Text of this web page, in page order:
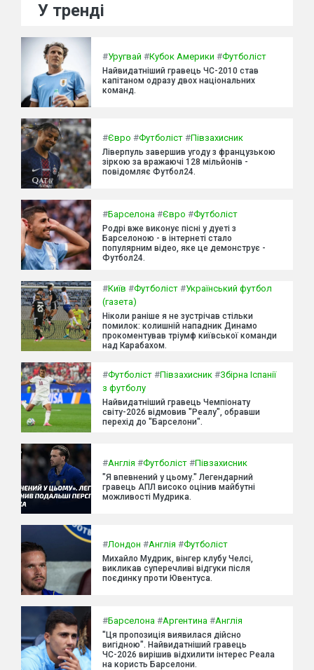
У тренді
#Уругвай #Кубок Америки #Футболіст
Найвидатніший гравець ЧС-2010 став
капітаном одразу двох національних
команд.
#Євро #Футболіст #Півзахисник
Ліверпуль завершив угоду з французькою
зіркою за вражаючі 128 мільйонів -
повідомляє Футбол24.
#Барселона #Євро #Футболіст
Родрі вже виконує пісні у дуеті з
Барселоною - в інтернеті стало
популярним відео, яке це демонструє -
Футбол24.
#Київ #Футболіст #Український футбол
(газета)
Ніколи раніше я не зустрічав стільки
помилок: колишній нападник Динамо
прокоментував тріумф київської команди
над Карабахом.
#Футболіст #Півзахисник #Збірна Іспанії
з футболу
Найвидатніший гравець Чемпіонату
світу-2026 відмовив "Реалу", обравши
перехід до "Барселони".
#Англія #Футболіст #Півзахисник
"Я впевнений у цьому." Легендарний
гравець АПЛ високо оцінив майбутні
можливості Мудрика.
#Лондон #Англія #Футболіст
Михайло Мудрик, вінгер клубу Челсі,
викликав суперечливі відгуки після
поєдинку проти Ювентуса.
#Барселона #Аргентина #Англія
"Ця пропозиція виявилася дійсно
вигідною". Найвидатніший гравець
ЧС-2026 вирішив відхилити інтерес Реала
на користь Барселони.